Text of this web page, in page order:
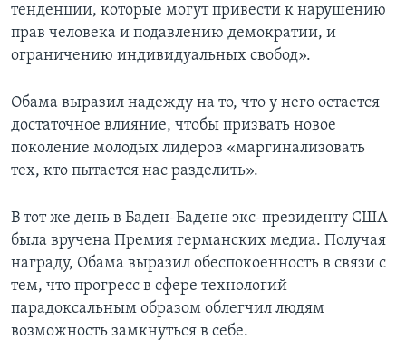
тенденции, которые могут привести к нарушению
прав человека и подавлению демократии, и
ограничению индивидуальных свобод».
Обама выразил надежду на то, что у него остается
достаточное влияние, чтобы призвать новое
поколение молодых лидеров «маргинализовать
тех, кто пытается нас разделить».
В тот же день в Баден-Бадене экс-президенту США
была вручена Премия германских медиа. Получая
награду, Обама выразил обеспокоенность в связи с
тем, что прогресс в сфере технологий
парадоксальным образом облегчил людям
возможность замкнуться в себе.